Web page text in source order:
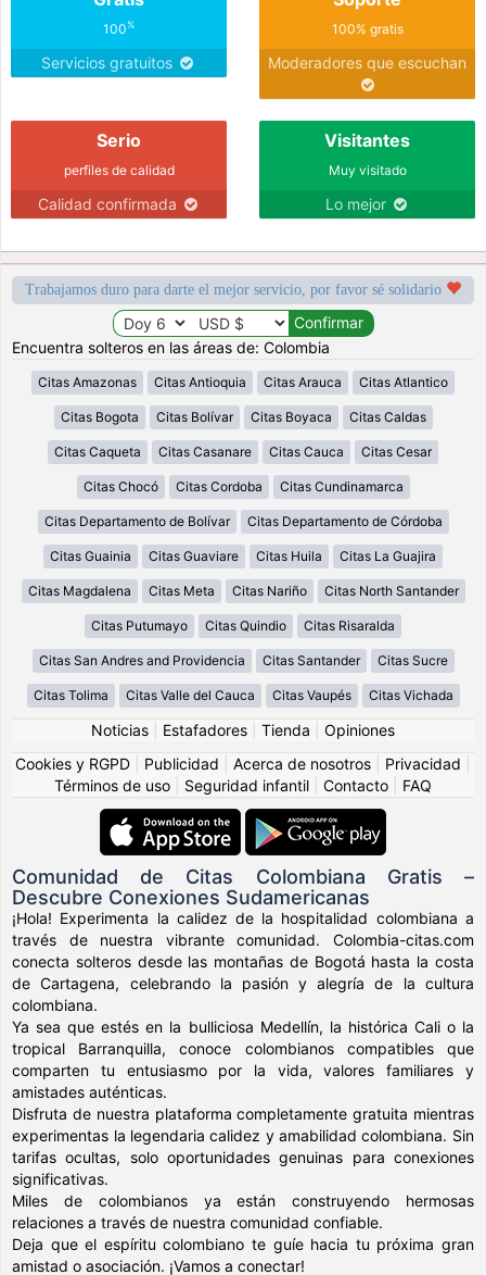
100%
Servicios gratuitos
100% gratis
Moderadores que escuchan
Serio
perfiles de calidad
Calidad confirmada
Visitantes
Muy visitado
Lo mejor
Trabajamos duro para darte el mejor servicio, por favor sé solidario
Encuentra solteros en las áreas de: Colombia
Citas Amazonas Citas Antioquia Citas Arauca Citas Atlantico
Citas Bogota Citas Bolívar Citas Boyaca Citas Caldas
Citas Caqueta Citas Casanare Citas Cauca Citas Cesar
Citas Chocó Citas Cordoba Citas Cundinamarca
Citas Departamento de Bolívar Citas Departamento de Córdoba
Citas Guainia Citas Guaviare Citas Huila Citas La Guajira
Citas Magdalena Citas Meta Citas Nariño Citas North Santander
Citas Putumayo Citas Quindio Citas Risaralda
Citas San Andres and Providencia Citas Santander Citas Sucre
Citas Tolima Citas Valle del Cauca Citas Vaupés Citas Vichada
Noticias Estafadores Tienda
Opiniones
Cookies y RGPD
Publicidad Acerca de nosotros Privacidad
Términos de uso
Seguridad infantil Contacto FAQ
Comunidad de Citas Colombiana Gratis –
Descubre Conexiones Sudamericanas
¡Hola! Experimenta la calidez de la hospitalidad colombiana a
través de nuestra vibrante comunidad. Colombia-citas.com
conecta solteros desde las montañas de Bogotá hasta la costa
de Cartagena, celebrando la pasión y alegría de la cultura
colombiana.
Ya sea que estés en la bulliciosa Medellín, la histórica Cali o la
tropical Barranquilla, conoce colombianos compatibles que
comparten tu entusiasmo por la vida, valores familiares y
amistades auténticas.
Disfruta de nuestra plataforma completamente gratuita mientras
experimentas la legendaria calidez y amabilidad colombiana. Sin
tarifas ocultas, solo oportunidades genuinas para conexiones
significativas.
Miles de colombianos ya están construyendo hermosas
relaciones a través de nuestra comunidad confiable.
Deja que el espíritu colombiano te guíe hacia tu próxima gran
amistad o asociación. ¡Vamos a conectar!